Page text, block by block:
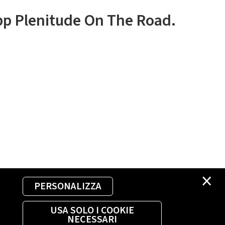
×
PERSONALIZZA
USA SOLO I COOKIE
NECESSARI
Plenitude On The Road.